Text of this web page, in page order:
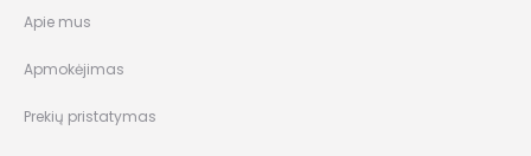
Apie mus
Apmokėjimas
Prekių pristatymas